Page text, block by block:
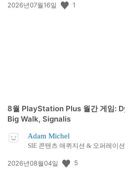
공
2026년07월16일 1
8월 PlayStation Plus 월간 게임:
Big Walk, Signalis
Adam Michel
SIE 콘텐츠 애퀴지션 & 오퍼레이
공
2026년08월04일 5